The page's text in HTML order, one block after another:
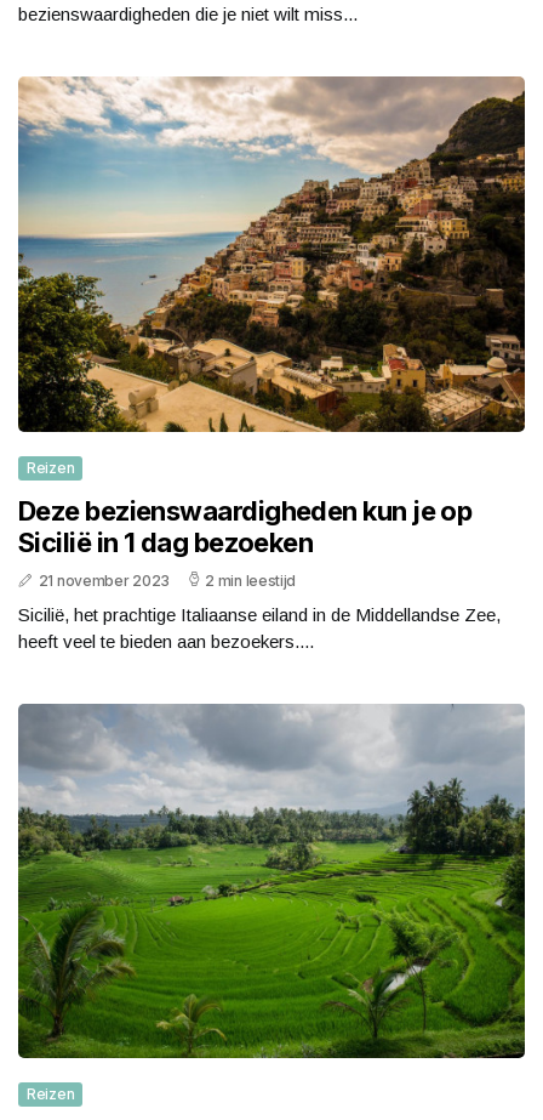
bezienswaardigheden die je niet wilt miss...
Reizen
Deze bezienswaardigheden kun je op
Sicilië in 1 dag bezoeken
21 november 2023 2 min leestijd
Sicilië, het prachtige Italiaanse eiland in de Middellandse Zee,
heeft veel te bieden aan bezoekers....
Reizen